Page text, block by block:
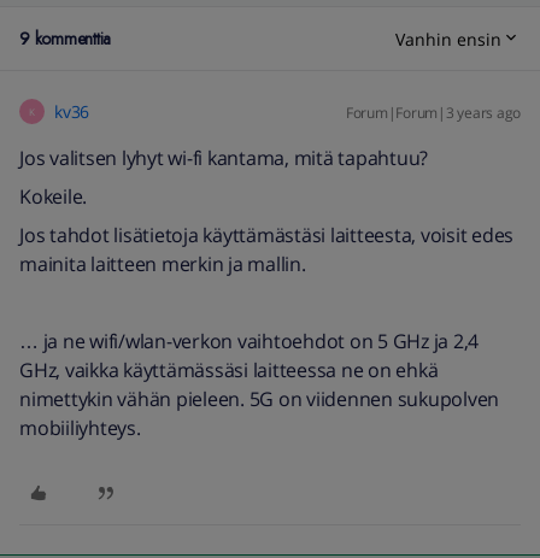
9 kommenttia Vanhin ensin
K kv36 Forum|Forum|3 years ago
Jos valitsen lyhyt wi-fi kantama, mitä tapahtuu?
Kokeile.
Jos tahdot lisätietoja käyttämästäsi laitteesta, voisit edes
mainita laitteen merkin ja mallin.
… ja ne wifi/wlan-verkon vaihtoehdot on 5 GHz ja 2,4
GHz, vaikka käyttämässäsi laitteessa ne on ehkä
nimettykin vähän pieleen. 5G on viidennen sukupolven
mobiiliyhteys.